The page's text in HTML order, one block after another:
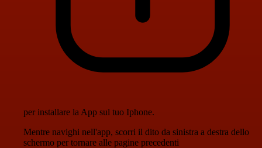
per installare la App sul tuo Iphone.
Mentre navighi nell'app, scorri il dito da sinistra a destra dello
schermo per tornare alle pagine precedenti